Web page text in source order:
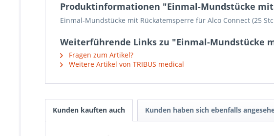
Produktinformationen "Einmal-Mundstücke mit
Einmal-Mundstücke mit Rückatemsperre für Alco Connect (25
Weiterführende Links zu "Einmal-Mundstücke
Fragen zum Artikel?
Weitere Artikel von TRIBUS medical
Kunden kauften auch Kunden haben sich ebenfalls